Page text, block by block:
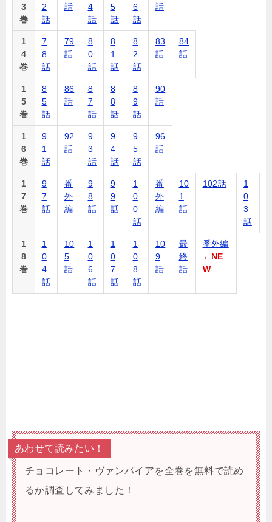
3
巻
2
話
話
4
話
5
話
6
話
話
1
4
巻
7
8
話
79
話
8
0
話
8
1
話
8
2
話
83
話
84
話
1
5
巻
8
5
話
86
話
8
7
話
8
8
話
8
9
話
90
話
1
6
巻
9
1
話
92
話
9
3
話
9
4
話
9
5
話
96
話
1
7
巻
9
7
話
番
外
編
9
8
話
9
9
話
1
0
0
話
番
外
編
10
1
話
102話
1
0
3
話
1
8
巻
1
0
4
話
10
5
話
1
0
6
話
1
0
7
話
1
0
8
話
10
9
話
最
終
話
番外編
←NE
W
あわせて読みたい！
チョコレート・ヴァンパイアを全巻を無料で読め
るか調査してみました！